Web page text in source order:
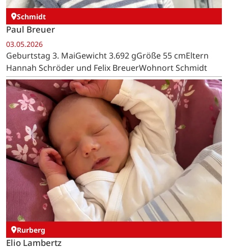
Schmidt
Paul Breuer
03.05.2026
Geburtstag 3. MaiGewicht 3.692 gGröße 55 cmEltern
Hannah Schröder und Felix BreuerWohnort Schmidt
Rurberg
Elio Lambertz